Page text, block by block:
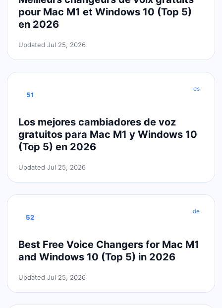
pour Mac M1 et Windows 10 (Top 5)
en 2026
Updated Jul 25, 2026
51
es
Los mejores cambiadores de voz
gratuitos para Mac M1 y Windows 10
(Top 5) en 2026
Updated Jul 25, 2026
52
de
Best Free Voice Changers for Mac M1
and Windows 10 (Top 5) in 2026
Updated Jul 25, 2026